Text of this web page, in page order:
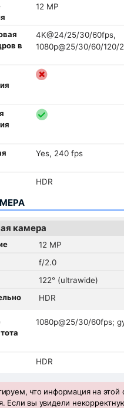
12 MP
в
4K@24/25/30/60fps,
1080p@25/30/60/120/
Yes, 240 fps
HDR
камера
12 MP
f/2.0
122° (ultrawide)
HDR
1080p@25/30/60fps;
HDR
что информация на этой
Если вы увидели